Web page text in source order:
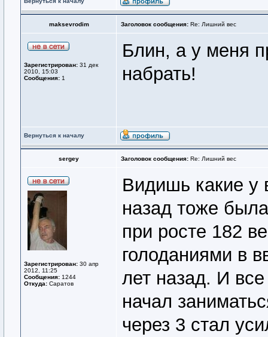
maksevrodim Заголовок сообщения: Re: Лишний вес
Зарегистрирован: 31 дек
2010, 15:03
Сообщения: 1
Блин, а у меня
набрать!
Вернуться к началу
sergey Заголовок сообщения: Re: Лишний вес
Зарегистрирован: 30 апр
2012, 11:25
Сообщения: 1244
Откуда: Саратов
Видишь какие у
назад тоже
при росте 182
голоданиями в
лет назад. И
начал
через 3 стал